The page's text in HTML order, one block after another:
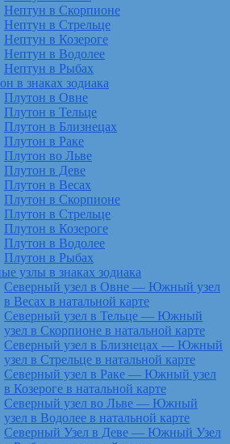
Нептун в Скорпионе
Нептун в Стрельце
Нептун в Козероге
Нептун в Водолее
Нептун в Рыбах
в знаках зодиака
Плутон в Овне
Плутон в Тельце
Плутон в Близнецах
Плутон в Раке
Плутон во Льве
Плутон в Деве
Плутон в Весах
Плутон в Скорпионе
Плутон в Стрельце
Плутон в Козероге
Плутон в Водолее
Плутон в Рыбах
узлы в знаках зодиака
Северный узел в Овне — Южный узел
в Весах в натальной карте
Северный узел в Тельце — Южный
узел в Скорпионе в натальной карте
Северный узел в Близнецах — Южный
узел в Стрельце в натальной карте
Северный узел в Раке — Южный узел
в Козероге в натальной карте
Северный узел во Льве — Южный
узел в Водолее в натальной карте
Северный Узел в Деве — Южный Узел